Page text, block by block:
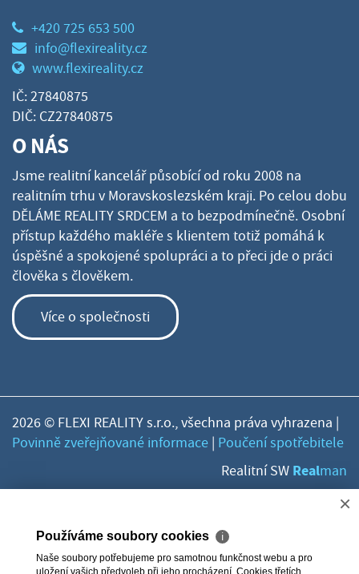
+420 725 653 500
info@flexireality.cz
www.flexireality.cz
IČ: 27840875
DIČ: CZ27840875
O NÁS
Jsme realitní kancelář působící od roku 2008 na
realitním trhu v Moravskoslezském kraji. Po celou dobu
DĚLÁME REALITY SRDCEM a to bezpodmínečně. Osobní
přístup každého makléře s klientem totiž pomáhá k
úspěšné a spokojené spolupráci a to přeci jde o práci
člověka s člověkem.
Více o společnosti
2026 © FLEXI REALITY s.r.o., všechna práva vyhrazena |
Povinně zveřejňované informace | Poučení spotřebitele
Realitní SW Realman
×
Používáme soubory cookies ℹ
Naše soubory potřebujeme pro samotnou funkčnost webu a pro
uložení vašich předvoleb při jeho procházení. Cookies třetích